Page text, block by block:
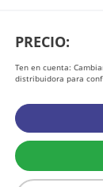
PRECIO:
Ten en cuenta:
distribuidora para